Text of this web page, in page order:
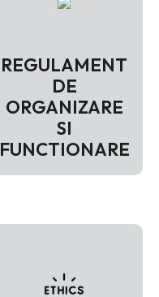
REGULAMENT
DE
ORGANIZARE
SI
FUNCTIONARE